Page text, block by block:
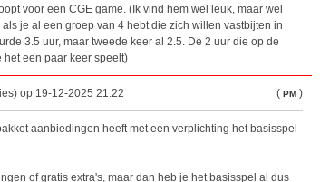
voor een CGE game. (Ik vind hem wel leuk, maar wel
je al een groep van 4 hebt die zich willen vastbijten in
3.5 uur, maar tweede keer al 2.5. De 2 uur die op de
een paar keer speelt)
op 19-12-2025 21:22 ( PM )
aanbiedingen heeft met een verplichting het basisspel
of gratis extra's, maar dan heb je het basisspel al dus